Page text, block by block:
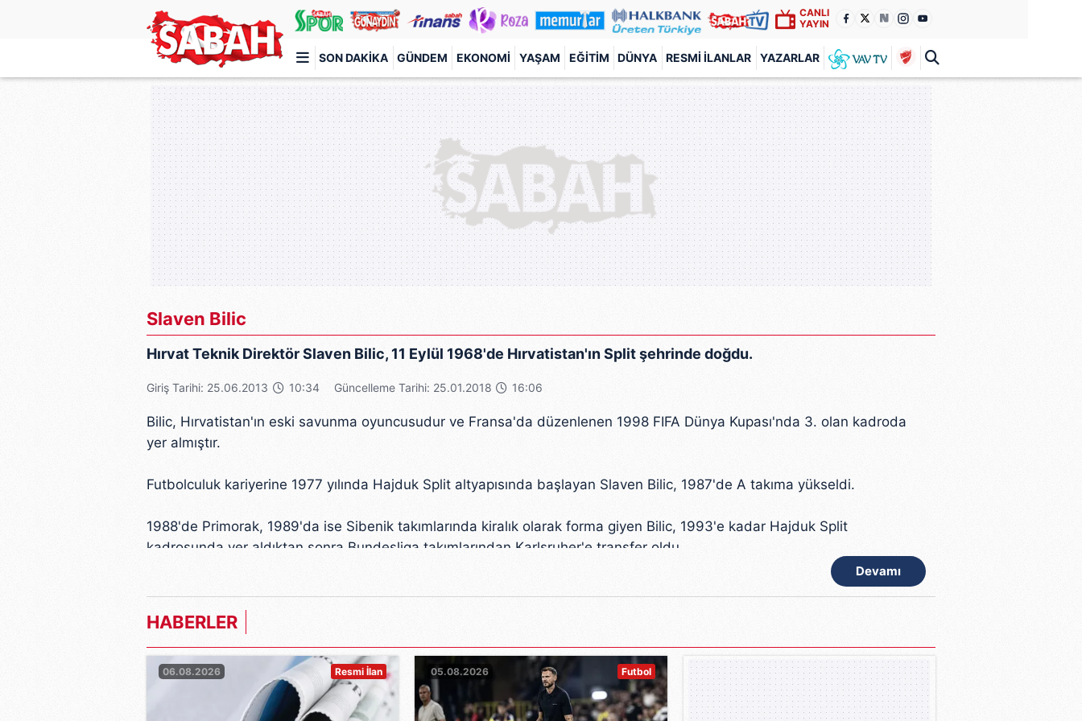
CANLI
YAYIN
SON DAKIKA GÜNDEM EKONOMI YAŞAM EĞITIM DÜNYA RESMI İLANLAR YAZARLAR
Türkiye'nin en iyi haber sitesi
Slaven Bilic
Hırvat Teknik Direktör Slaven Bilic, 11 Eylül 1968'de Hırvatistan'ın Split şehrinde doğdu.
Giriş Tarihi: 25.06.2013 10:34 Güncelleme Tarihi: 25.01.2018 16:06
Devamı
Bilic, Hırvatistan'ın eski savunma oyuncusudur ve Fransa'da düzenlenen 1998 FIFA Dünya Kupası'nda 3. olan kadroda
yer almıştır.
Futbolculuk kariyerine 1977 yılında Hajduk Split altyapısında başlayan Slaven Bilic, 1987'de A takıma yükseldi.
1988'de Primorak, 1989'da ise Sibenik takımlarında kiralık olarak forma giyen Bilic, 1993'e kadar Hajduk Split
kadrosunda yer aldıktan sonra Bundesliga takımlarından Karlsruher'e transfer oldu.
1996-1997 sezonunun İngiltere'nin West Ham United takımında geçiren Slaven Bilic, 1997-2000 arasında ise Everton
Slaven Bilic futbolculuk kariyerine 2000-2001 sezonunda Hajduk Split formasıyla veda etti.
Hırvatistan U-21 Takımının Antrenörlüğünü yapmıştır.
HABERLER
06.08.2026 Resmi İlan 05.08.2026 Futbol